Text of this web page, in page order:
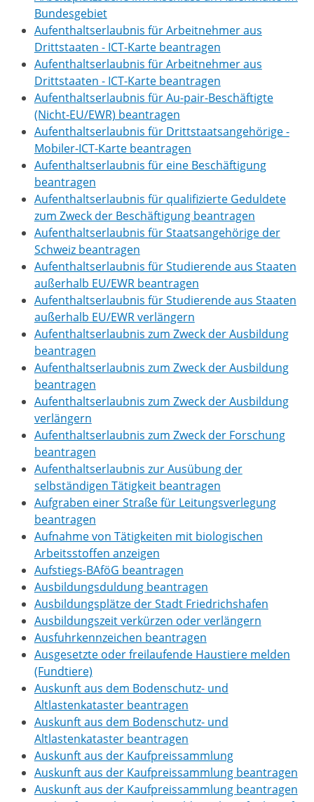
Bundesgebiet
Aufenthaltserlaubnis für Arbeitnehmer aus
Drittstaaten - ICT-Karte beantragen
Aufenthaltserlaubnis für Arbeitnehmer aus
Drittstaaten - ICT-Karte beantragen
Aufenthaltserlaubnis für Au-pair-Beschäftigte
(Nicht-EU/EWR) beantragen
Aufenthaltserlaubnis für Drittstaatsangehörige -
Mobiler-ICT-Karte beantragen
Aufenthaltserlaubnis für eine Beschäftigung
beantragen
Aufenthaltserlaubnis für qualifizierte Geduldete
zum Zweck der Beschäftigung beantragen
Aufenthaltserlaubnis für Staatsangehörige der
Schweiz beantragen
Aufenthaltserlaubnis für Studierende aus Staaten
außerhalb EU/EWR beantragen
Aufenthaltserlaubnis für Studierende aus Staaten
außerhalb EU/EWR verlängern
Aufenthaltserlaubnis zum Zweck der Ausbildung
beantragen
Aufenthaltserlaubnis zum Zweck der Ausbildung
beantragen
Aufenthaltserlaubnis zum Zweck der Ausbildung
verlängern
Aufenthaltserlaubnis zum Zweck der Forschung
beantragen
Aufenthaltserlaubnis zur Ausübung der
selbständigen Tätigkeit beantragen
Aufgraben einer Straße für Leitungsverlegung
beantragen
Aufnahme von Tätigkeiten mit biologischen
Arbeitsstoffen anzeigen
Aufstiegs-BAföG beantragen
Ausbildungsduldung beantragen
Ausbildungsplätze der Stadt Friedrichshafen
Ausbildungszeit verkürzen oder verlängern
Ausfuhrkennzeichen beantragen
Ausgesetzte oder freilaufende Haustiere melden
(Fundtiere)
Auskunft aus dem Bodenschutz- und
Altlastenkataster beantragen
Auskunft aus dem Bodenschutz- und
Altlastenkataster beantragen
Auskunft aus der Kaufpreissammlung
Auskunft aus der Kaufpreissammlung beantragen
Auskunft aus der Kaufpreissammlung beantragen